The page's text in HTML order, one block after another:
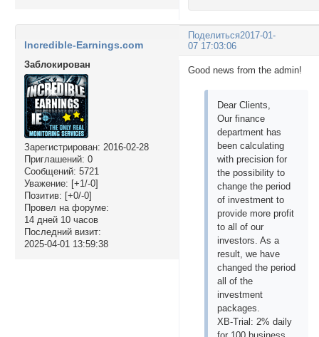
Поделиться2017-01-
07 17:03:06
Incredible-Earnings.com
Заблокирован
Зарегистрирован: 2016-02-28
Приглашений: 0
Сообщений: 5721
Уважение: [+1/-0]
Позитив: [+0/-0]
Провел на форуме:
14 дней 10 часов
Последний визит:
2025-04-01 13:59:38
Good news from the admin!
Dear Clients,
Our finance
department has
been calculating
with precision for
the possibility to
change the period
of investment to
provide more profit
to all of our
investors. As a
result, we have
changed the period
all of the
investment
packages.
XB-Trial: 2% daily